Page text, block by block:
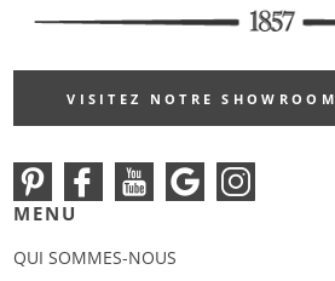
VISITEZ NOTRE SHOWROOM
MENU
QUI SOMMES-NOUS